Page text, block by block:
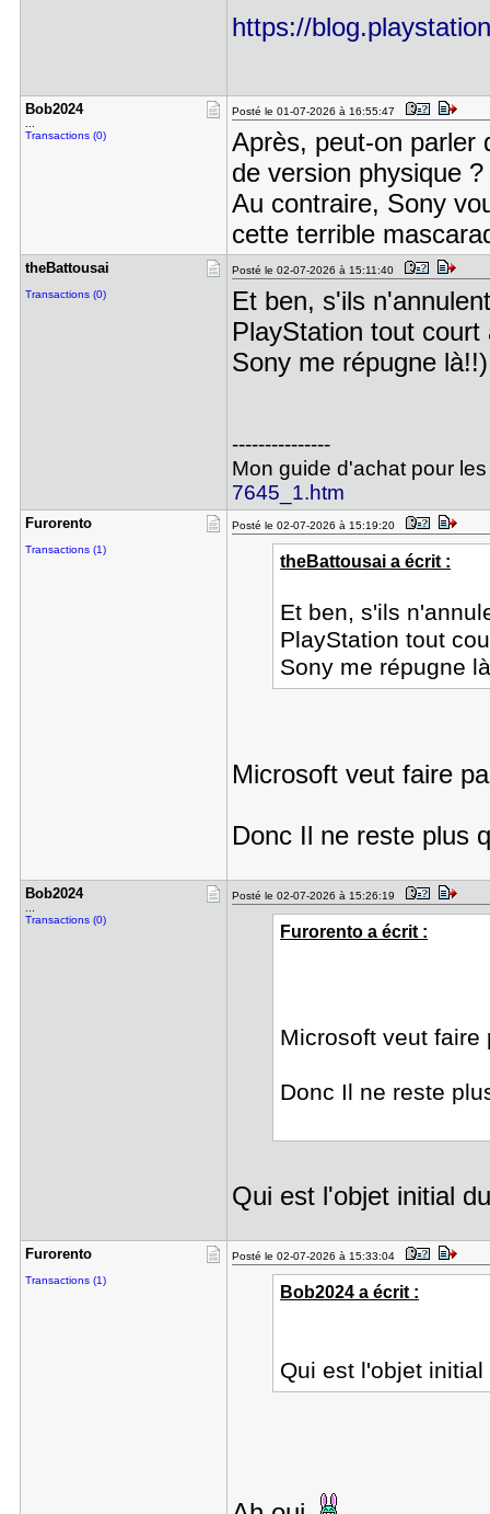
https://
Bob2024
Transactions (0)
Posté le 01-07-2026 à 16:55:47
Après, peut-on parler
de version physique ?
Au contraire, Sony
cette terrible
theBattous​ai
Transactions (0)
Posté le 02-07-2026 à 15:11:40
Et ben, s'ils
PlayStation tout
Sony me répugne là!!)
---------------
Mon guide d'achat pour
7645_1.htm
Furorento
Transactions (1)
Posté le 02-07-2026 à 15:19:20
theBattousai a écrit :
Et ben, s'ils
PlayStation tout
Sony me répugne
Microsoft veut faire
Donc Il ne reste plus
Bob2024
Transactions (0)
Posté le 02-07-2026 à 15:26:19
Furorento a écrit :
Microsoft veut
Donc Il ne reste
Qui est l'objet initial
Furorento
Transactions (1)
Posté le 02-07-2026 à 15:33:04
Bob2024 a écrit :
Qui est l'objet